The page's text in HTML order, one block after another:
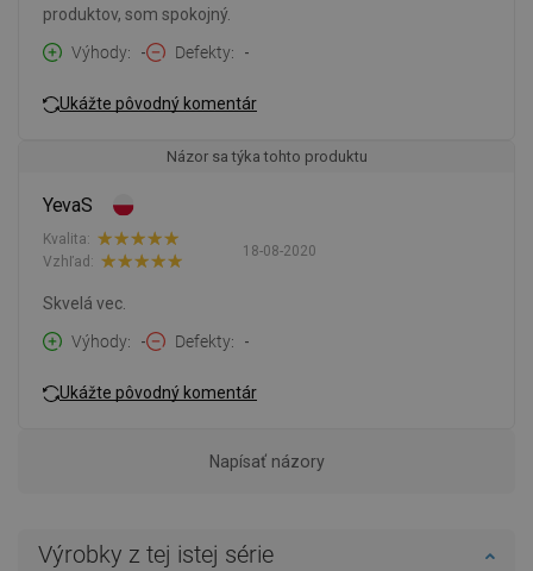
produktov, som spokojný.
Výhody
- Defekty -
Ukážte pôvodný komentár
Názor sa týka tohto produktu
YevaS
18-08-2020
Kvalita:
Vzhľad:
Skvelá vec.
Výhody
- Defekty -
Ukážte pôvodný komentár
Napísať názory
Výrobky z tej istej série